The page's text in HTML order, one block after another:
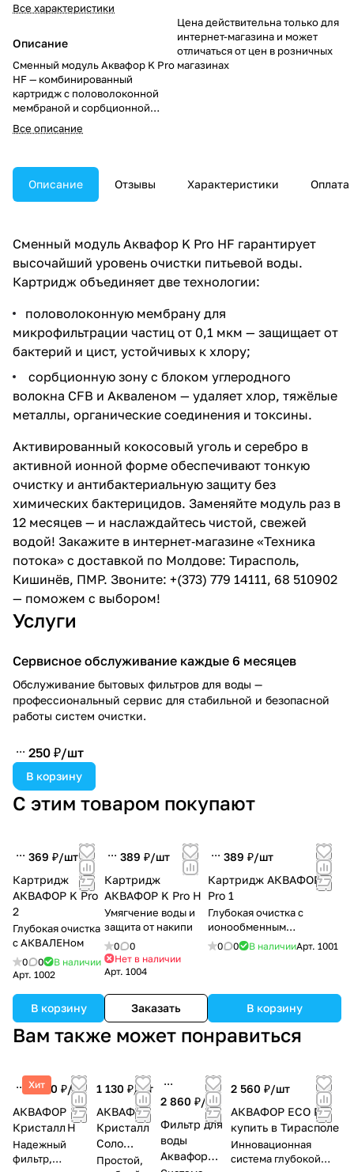
Все характеристики
Описание
Сменный модуль Аквафор K Pro
HF — комбинированный
картридж с половолоконной
мембраной и сорбционной
зоной. Обеспечивает
микрофильтрацию частиц
% защиту от бактерий и цист.
Удаляет хлор, тяжёлые
металлы, органические
до 12 месяцев.
Все описание
Цена действительна только для
интернет-магазина и может
отличаться от цен в розничных
магазинах
Описание Отзывы Характеристики Оплата
Сменный модуль Аквафор K Pro HF гарантирует
высочайший уровень очистки питьевой воды.
Картридж объединяет две технологии:
половолоконную мембрану для
микрофильтрации частиц от 0,1 мкм — защищает от
бактерий и цист, устойчивых к хлору;
сорбционную зону с блоком углеродного
волокна CFB и Акваленом — удаляет хлор, тяжёлые
металлы, органические соединения и токсины.
Активированный кокосовый уголь и серебро в
активной ионной форме обеспечивают тонкую
очистку и антибактериальную защиту без
химических бактерицидов. Заменяйте модуль раз в
12 месяцев — и наслаждайтесь чистой, свежей
водой! Закажите в интернет‑магазине «Техника
потока» с доставкой по Молдове: Тирасполь,
Кишинёв, ПМР. Звоните: +(373) 779 14111, 68 510902
— поможем с выбором!
Услуги
Сервисное обслуживание каждые 6 месяцев
Обслуживание бытовых фильтров для воды —
профессиональный сервис для стабильной и безопасной
работы систем очистки.
250 ₽/шт
В корзину
С этим товаром покупают
369 ₽/шт
Картридж
АКВАФОР K Pro
2
Глубокая очистка
с АКВАЛЕНом
0 0
В наличии
Арт. 1002
В корзину
389 ₽/шт
Картридж
АКВАФОР K Pro H
Умягчение воды и
защита от накипи
0
0
Нет в наличии
Арт.1004
Заказать
389 ₽/шт
Картридж АКВАФОР K
Pro 1
Глубокая очистка с
ионообменным
сорбентом
0 0 В наличииАрт.1001
В корзину
Вам также может понравиться
Хит
2 190 ₽/шт
АКВАФОР
Кристалл Н
Надежный
фильтр,
1 130 ₽/шт
АКВАФОР
Кристалл
Соло
купить в
Простой,
2 860 ₽/шт
Фильтр для
воды
Аквафор
2 560 ₽/шт
АКВАФОР ECO Pro
купить в Тирасполе
Инновационная
система глубокой